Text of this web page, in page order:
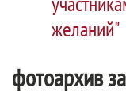
желаний"
фотоархив